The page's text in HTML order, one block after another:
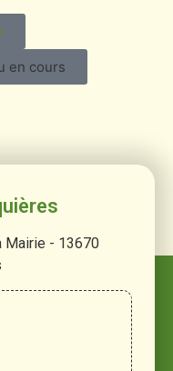
en cours
Mairie - 13670